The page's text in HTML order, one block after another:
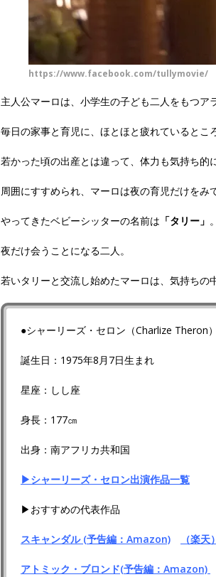
https://www.facebook.com/tullymovie/
主人公マーロは、小学生の子ども二人をもつア
毎日の家事と育児に、ほとほと疲れているとこ
若かった頃の出産とは違って、体力も気持ち的
周囲にすすめられ、マーロは夜の育児だけをみ
やってきたベビーシッターの名前は 「タリー」 。
夜だけ会うことになる二人。
若いタリーと交流し始めたマーロは、気持ちの
●シャーリーズ・セロン（Charlize Theron）
誕生日：1975年8月7日生まれ
星座：しし座
身長：177㎝
出身：南アフリカ共和国
▶シャーリーズ・セロン出演作品一覧
▶おすすめの代表作品
スキャンダル (予告編：Amazon) （楽天）
アトミック・ブロンド(予告編：Amazon)